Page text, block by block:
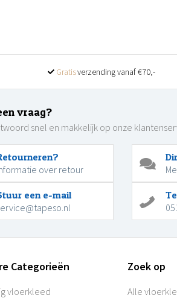
Gratisverzending vanaf €70,-
vraag?
snel en makkelijk op onze
over retour
een e-mail
Categorieën
vloerkleed
Zoek op
Alle